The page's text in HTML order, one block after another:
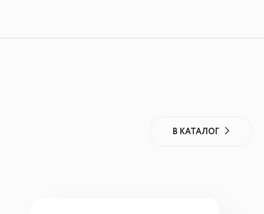
В КАТАЛОГ